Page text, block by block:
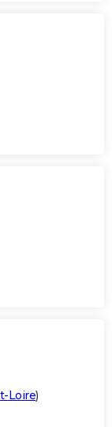
Loire)